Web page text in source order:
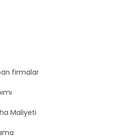
firmalar
Maliyeti